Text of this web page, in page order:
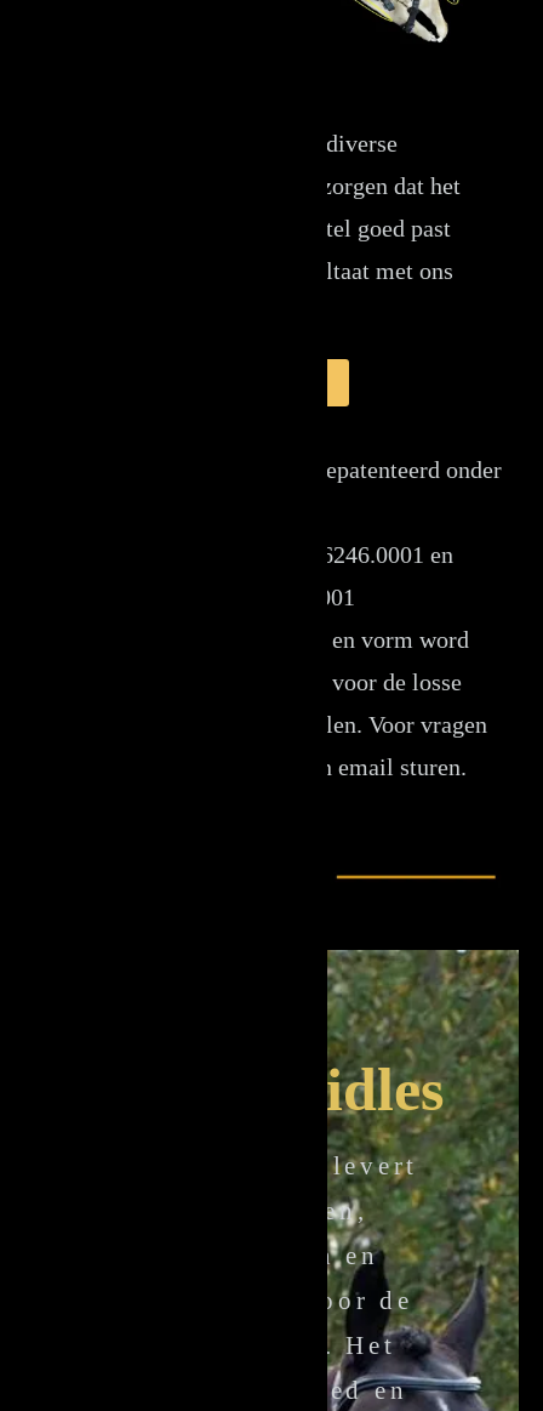
Bij Torsy Bridles hebben wij diverse
mogelijkheden om ervoor te zorgen dat het
door u aan te schaffen hoofdstel goed past
zodat uw paard het beste resultaat met ons
De modellen zijn Europees gepatenteerd onder
met de nummers 004746246.0001 en
006730263-0001
Tegen namaak van model en vorm word
opgetreden. Dit geld ook voor de losse
onderdelen van deze modellen. Voor vragen
over het patent kunt u een email sturen.
Torsy Bridles
Torsy Bridles levert
hoofdstellen,
frontriemen en
accessoires voor de
wereldmarkt. Het
aanbod is breed en